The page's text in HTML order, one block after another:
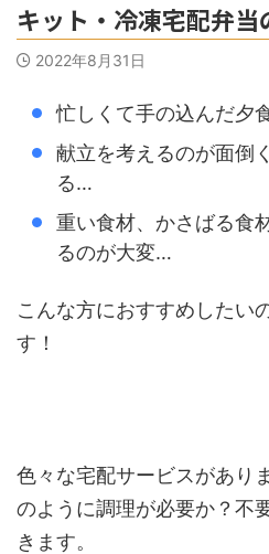
キット・冷凍宅配弁当
2022年8月31日
忙しくて手の込んだ夕
献立を考えるのが面倒
る…
重い食材、かさばる食
るのが大変…
こんな方におすすめしたい
す！
色々な宅配サービスがあり
のように調理が必要か？不
きます。